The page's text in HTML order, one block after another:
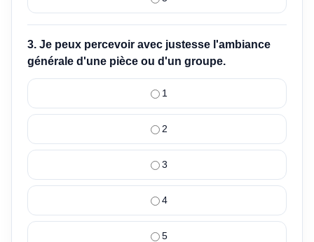
3. Je peux percevoir avec justesse l'ambiance
générale d'une pièce ou d'un groupe.
1
2
3
4
5